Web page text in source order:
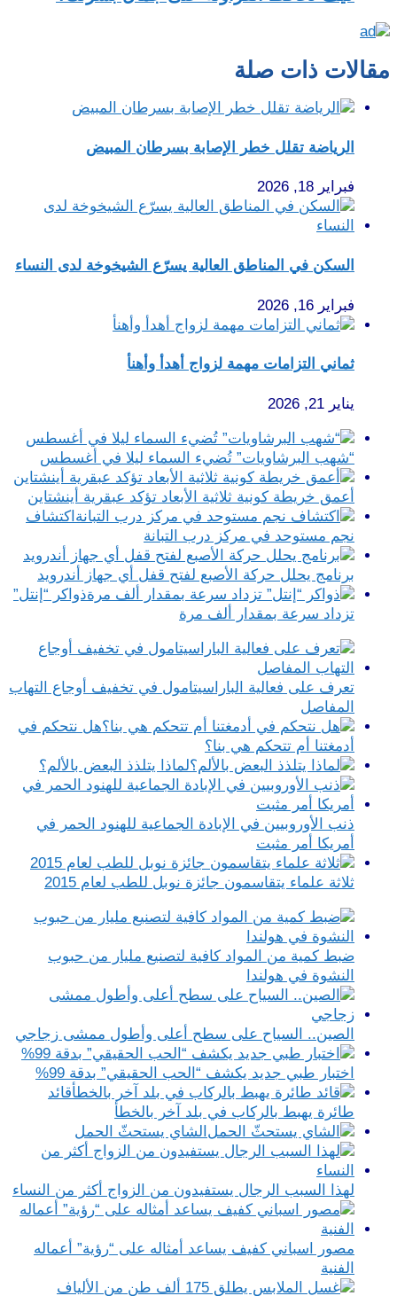
مقالات ذات صلة
الرياضة تقلل خطر الإصابة بسرطان المبيض
فبراير 18, 2026
السكن في المناطق العالية يسرّع الشيخوخة لدى النساء
فبراير 16, 2026
ثماني التزامات مهمة لزواج أهدأ وأهنأ
يناير 21, 2026
“شهب البرشاويات” تُضيء السماء ليلا في أغسطس
أعمق خريطة كونية ثلاثية الأبعاد تؤكد عبقرية أينشتاين
اكتشاف
نجم مستوحد في مركز درب التبانة
برنامج يحلل حركة الأصبع لفتح قفل أي جهاز أندرويد
ذواكر “إنتل”
تزداد سرعة بمقدار ألف مرة
تعرف على فعالية الباراسيتامول في تخفيف أوجاع التهاب
المفاصل
هل نتحكم في
أدمغتنا أم تتحكم هي بنا؟
لماذا يتلذذ البعض بالألم؟
ذنب الأوروبيين في الإبادة الجماعية للهنود الحمر في
أمريكا أمر مثبت
ثلاثة علماء يتقاسمون جائزة نوبل للطب لعام 2015
ضبط كمية من المواد كافية لتصنيع مليار من حبوب
النشوة في هولندا
الصين.. السياح على سطح أعلى وأطول ممشى زجاجي
اختبار طبي جديد يكشف “الحب الحقيقي” بدقة 99%
قائد
طائرة يهبط بالركاب في بلد آخر بالخطأ
الشاي يستحثّ الحمل
لهذا السبب الرجال يستفيدون من الزواج أكثر من النساء
مصور اسباني كفيف يساعد أمثاله على “رؤية” أعماله
الفنية